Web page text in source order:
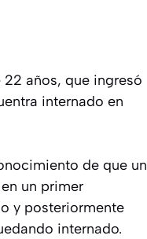
años, que ingresó
internado en
de que un
un primer
y posteriormente
internado.